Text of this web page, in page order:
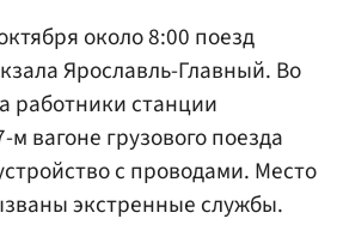
около 8:00 поезд
Ярославль-Главный. Во
работники станции
вагоне грузового поезда
с проводами. Место
экстренные службы.